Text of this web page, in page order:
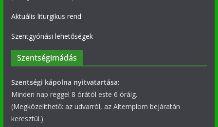
Aktuális liturgikus rend
Szentgyónási lehetőségek
Szentségimádás
Szentségi kápolna nyitvatartása:
Minden nap reggel 8 órától este 6 óráig.
(Megközelíthető: az udvarról, az Altemplom bejáratán
keresztül.)